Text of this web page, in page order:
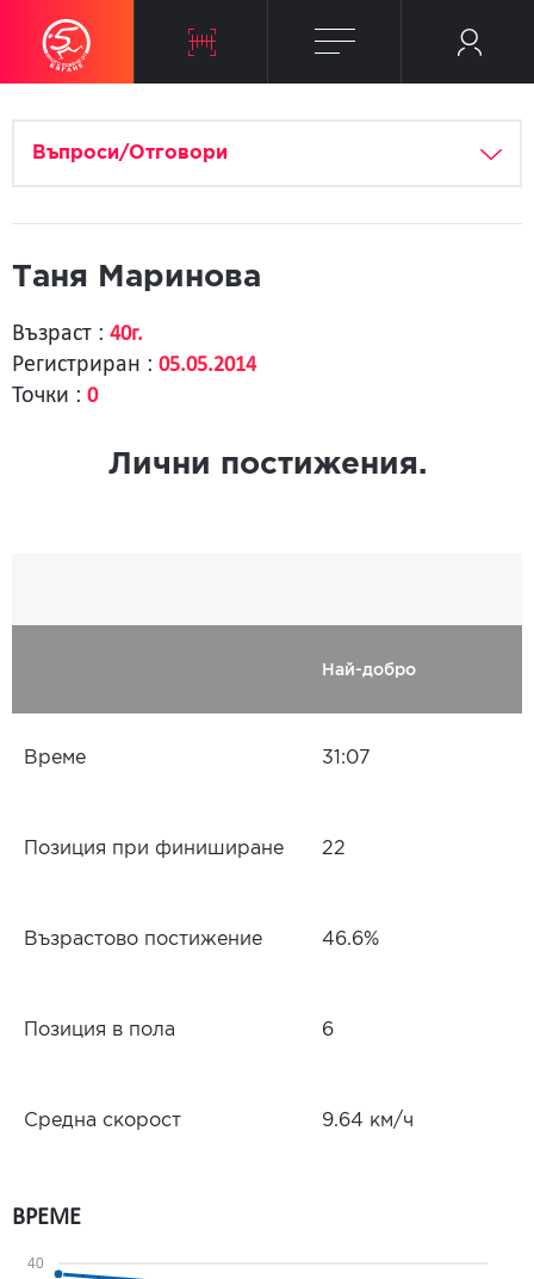
Въпроси/Отговори
Таня Маринова
Възраст : 40г.
Регистриран : 05.05.2014
Точки : 0
Лични постижения.
Най-добро
Време 31:07
Позиция при финиширане 22
Възрастово постижение 46.6%
Позиция в пола 6
Средна скорост 9.64 км/ч
ВРЕМЕ
40